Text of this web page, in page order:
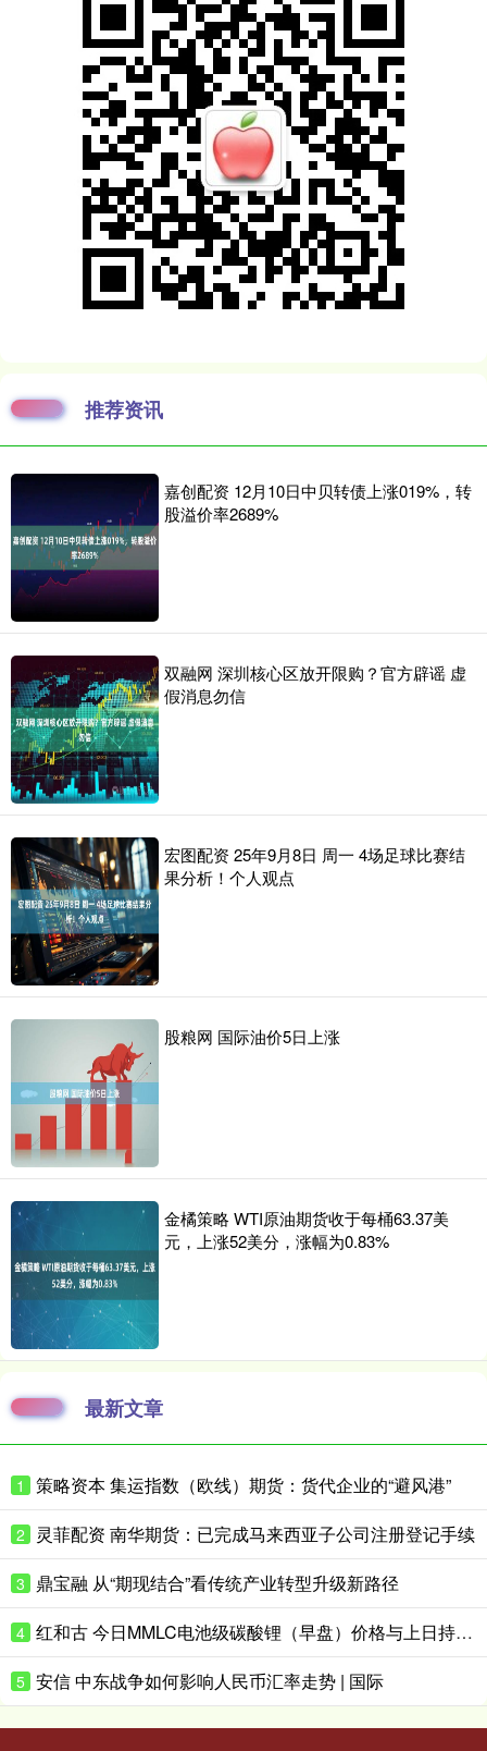
推荐资讯
嘉创配资 12月10日中贝转债上涨019%，转
股溢价率2689%
双融网 深圳核心区放开限购？官方辟谣 虚
假消息勿信
宏图配资 25年9月8日 周一 4场足球比赛结
果分析！个人观点
股粮网 国际油价5日上涨
金橘策略 WTI原油期货收于每桶63.37美
元，上涨52美分，涨幅为0.83%
最新文章
1 策略资本 集运指数（欧线）期货：货代企业的“避风港”
2 灵菲配资 南华期货：已完成马来西亚子公司注册登记手续
3 鼎宝融 从“期现结合”看传统产业转型升级新路径
4 红和古 今日MMLC电池级碳酸锂（早盘）价格与上日持平，中间价报157000元/吨
5 安信 中东战争如何影响人民币汇率走势 | 国际